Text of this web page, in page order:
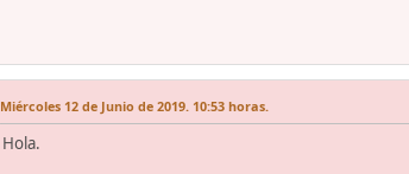
Miércoles 12 de Junio de 2019. 10:53 horas.
Hola.